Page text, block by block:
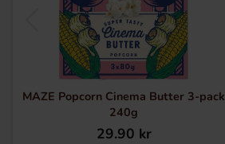
MAZE Popcorn Cinema Butter 3-pack
240g
29.90 kr